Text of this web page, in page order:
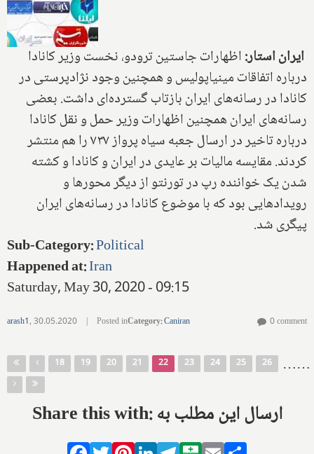
ایران استار:اظهارات جاستین ترودو، نخست وزیر کانادا
درباره اتفاقات مینیاپولیس و همچنین وجود نژادپرستی در
کانادا در رسانه‌های ایران بازتاب گسترده‌ای داشت. بعضی
رسانه‌های ایران همچنین اظهارات وزیر حمل و نقل کانادا
درباره تاخیر در ارسال جعبه سیاه پرواز ۷۳۷ را هم منتشر
کردند. مقایسه مالیات بر عایدی در ایران و کانادا و کشته
شدن یک خواننده رپ در تورنتو از دیگر محورها و
رویدادهایی بود که با موضوع کانادا در رسانه‌های ایران
پیگری شد.
Sub-Category:Political
Happened at:Iran
Saturday, May 30, 2020 - 09:15
arash1,30.05.2020 | Posted inCategory:Caniran 0 comment
Pages …
18 19 20 21 22 23 24 25 26 …
Share this with: ارسال این مطلب به